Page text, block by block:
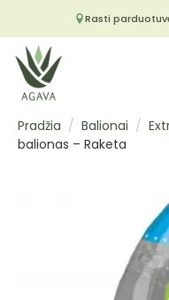
Rasti
Pradžia Balionai
balionas – Raketa